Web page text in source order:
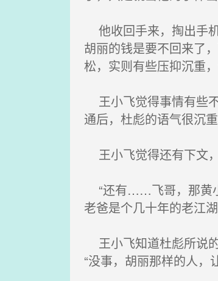
他收回手来，掏出手
胡丽的钱是要不回来了
松，实则有些压抑沉重
王小飞觉得事情有些
通后，杜彪的语气很沉
王小飞觉得还有下文
“还有……飞哥，那黄
老爸是个几十年的老江
王小飞知道杜彪所说
“没事，胡丽那样的人